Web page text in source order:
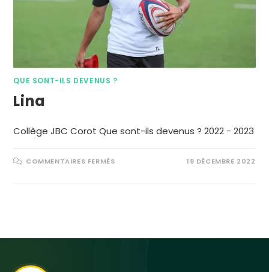
QUE SONT-ILS DEVENUS ?
Lina
Collège JBC Corot Que sont-ils devenus ? 2022 - 2023
COMMENTAIRES FERMÉS 19 DÉCEMBRE 2022